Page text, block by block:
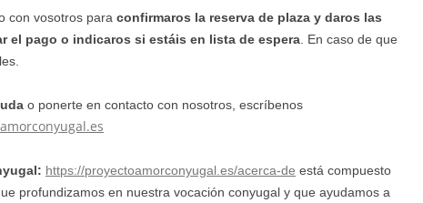
con vosotros para confirmaros la reserva de plaza y daros las
el pago o indicaros si estáis en lista de espera. En caso de que
o ponerte en contacto con nosotros, escríbenos
https://proyectoamorconyugal.es/acerca-de está compuesto
profundizamos en nuestra vocación conyugal y que ayudamos a